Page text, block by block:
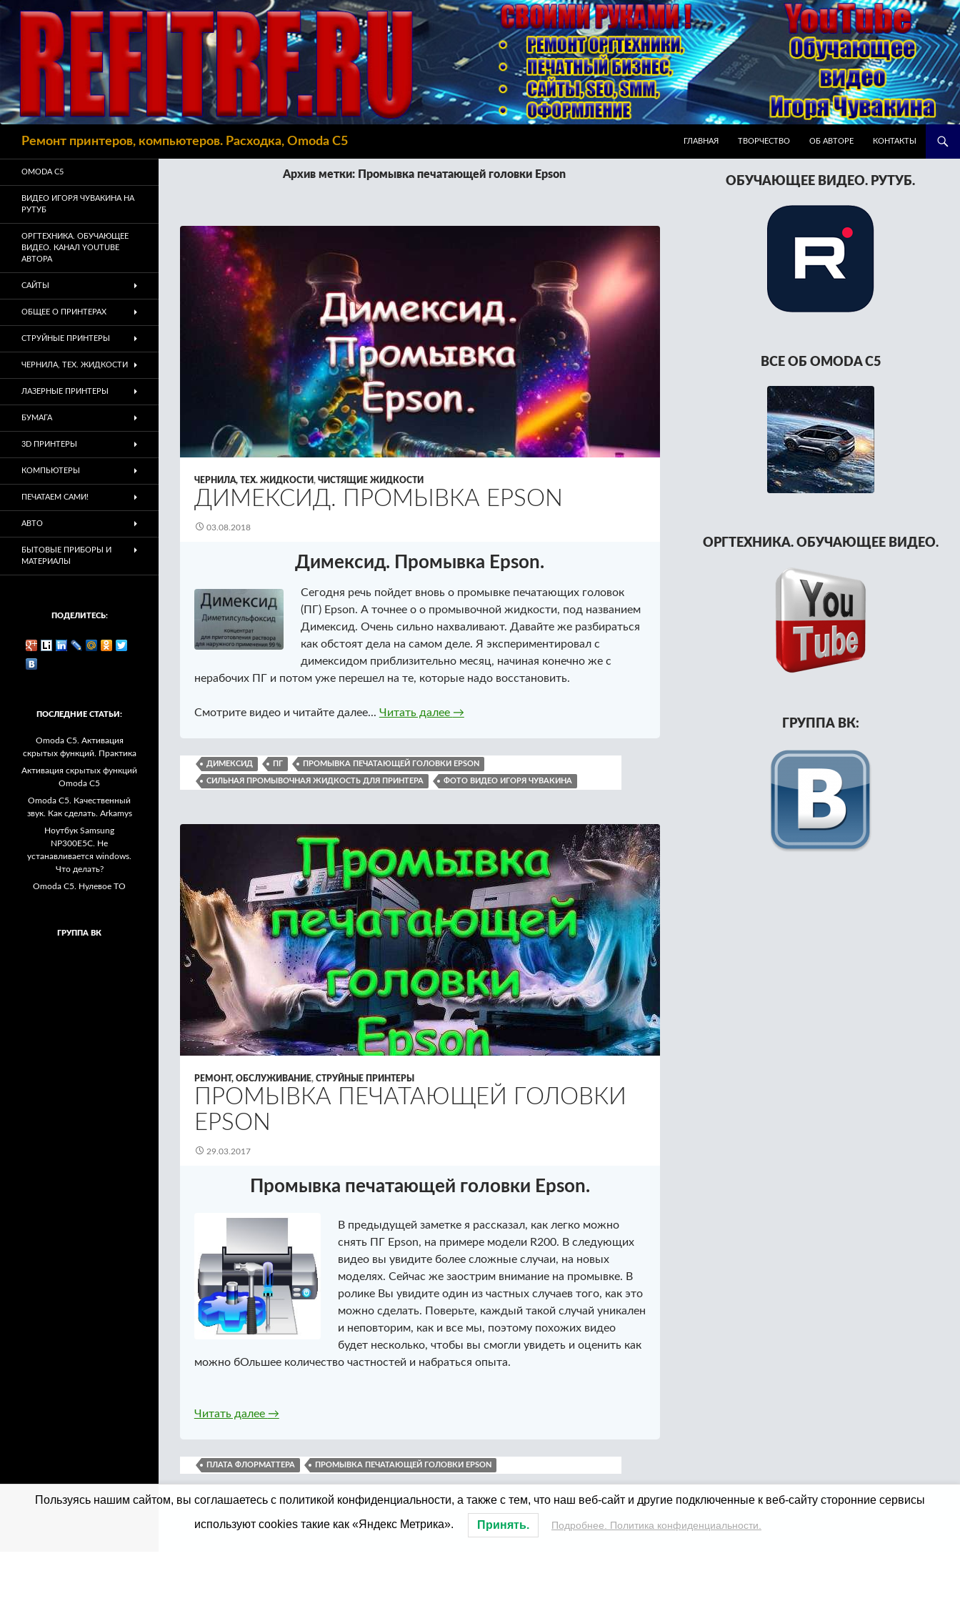
Ремонт принтеров, компьютеров. Расходка, Omoda C5
ГЛАВНАЯ
ТВОРЧЕСТВО ОБ АВТОРЕ КОНТАКТЫ
Архив метки: Промывка печатающей головки Epson
ЧЕРНИЛА, ТЕХ. ЖИДКОСТИ, ЧИСТЯЩИЕ ЖИДКОСТИ
ДИМЕКСИД. ПРОМЫВКА EPSON
03.08.2018
Димексид. Промывка Epson.
Сегодня речь пойдет вновь о промывке печатающих головок
(ПГ) Epson. А точнее о о промывочной жидкости, под названием
Димексид. Очень сильно нахваливают. Давайте же разбираться
как обстоят дела на самом деле. Я экспериментировал с
димексидом приблизительно месяц, начиная конечно же с
нерабочих ПГ и потом уже перешел на те, которые надо восстановить.
Смотрите видео и читайте далее... Читать далее Димексид. Промывка Epson
→
ДИМЕКСИД ПГ ПРОМЫВКА ПЕЧАТАЮЩЕЙ ГОЛОВКИ EPSON
СИЛЬНАЯ ПРОМЫВОЧНАЯ ЖИДКОСТЬ ДЛЯ ПРИНТЕРА ФОТО ВИДЕО ИГОРЯ ЧУВАКИНА
РЕМОНТ, ОБСЛУЖИВАНИЕ, СТРУЙНЫЕ ПРИНТЕРЫ
ПРОМЫВКА ПЕЧАТАЮЩЕЙ ГОЛОВКИ
EPSON
29.03.2017
Промывка печатающей головки Epson.
В предыдущей заметке я рассказал, как легко можно
снять ПГ Epson, на примере модели R200. В следующих
видео вы увидите более сложные случаи, на новых
моделях. Сейчас же заострим внимание на промывке. В
ролике Вы увидите один из частных случаев того, как это
можно сделать. Поверьте, каждый такой случай уникален
и неповторим, как и все мы, поэтому похожих видео
будет несколько, чтобы вы смогли увидеть и оценить как
можно бОльшее количество частностей и набраться опыта.
Читать далее Промывка печатающей головки Epson
→
ПЛАТА ФЛОРМАТТЕРА ПРОМЫВКА ПЕЧАТАЮЩЕЙ ГОЛОВКИ EPSON
ОБУЧАЮЩЕЕ ВИДЕО. РУТУБ.
ВСЕ ОБ OMODA C5
ОРГТЕХНИКА. ОБУЧАЮЩЕЕ ВИДЕО.
ГРУППА ВК:
OMODA C5
ВИДЕО ИГОРЯ ЧУВАКИНА НА
РУТУБ
ОРГТЕХНИКА. ОБУЧАЮЩЕЕ
ВИДЕО. КАНАЛ YOUTUBE
АВТОРА
САЙТЫ
ОБЩЕЕ О ПРИНТЕРАХ
СТРУЙНЫЕ ПРИНТЕРЫ
ЧЕРНИЛА, ТЕХ. ЖИДКОСТИ
ЛАЗЕРНЫЕ ПРИНТЕРЫ
БУМАГА
3D ПРИНТЕРЫ
КОМПЬЮТЕРЫ
ПЕЧАТАЕМ САМИ!
АВТО
БЫТОВЫЕ ПРИБОРЫ И
МАТЕРИАЛЫ
ПОДЕЛИТЕСЬ:
ПОСЛЕДНИЕ СТАТЬИ:
Omoda C5. Активация
скрытых функций. Практика
Активация скрытых функций
Omoda C5
Omoda C5. Качественный
звук. Как сделать. Arkamys
Ноутбук Samsung
NP300E5C. Не
устанавливается windows.
Что делать?
Omoda C5. Нулевое ТО
ГРУППА ВК
Пользуясь нашим сайтом, вы соглашаетесь с политикой конфиденциальности, а также с тем, что наш веб-сайт и другие подключенные к веб-сайту сторонние сервисы
используют cookies такие как «Яндекс Метрика». Принять. Подробнее. Политика конфиденциальности.